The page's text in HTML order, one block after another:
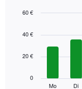
Diagramm
die
Monate
chart
bars.
Das
folgendeMo Di
0
20 €
40 €
60 €